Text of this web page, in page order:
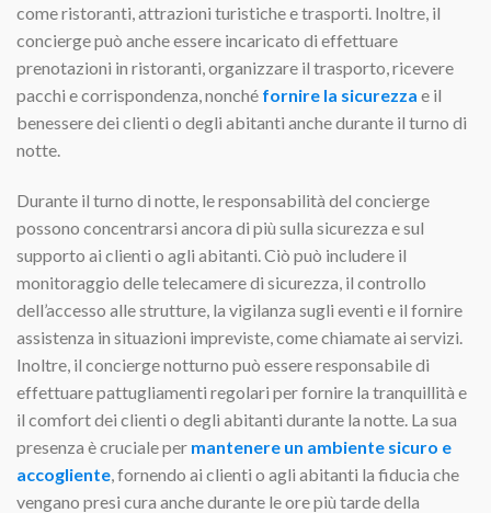
come ristoranti, attrazioni turistiche e trasporti. Inoltre, il
concierge può anche essere incaricato di effettuare
prenotazioni in ristoranti, organizzare il trasporto, ricevere
pacchi e corrispondenza, nonché fornire la sicurezza e il
benessere dei clienti o degli abitanti anche durante il turno di
notte.
Durante il turno di notte, le responsabilità del concierge
possono concentrarsi ancora di più sulla sicurezza e sul
supporto ai clienti o agli abitanti. Ciò può includere il
monitoraggio delle telecamere di sicurezza, il controllo
dell’accesso alle strutture, la vigilanza sugli eventi e il fornire
assistenza in situazioni impreviste, come chiamate ai servizi.
Inoltre, il concierge notturno può essere responsabile di
effettuare pattugliamenti regolari per fornire la tranquillità e
il comfort dei clienti o degli abitanti durante la notte. La sua
presenza è cruciale per mantenere un ambiente sicuro e
accogliente , fornendo ai clienti o agli abitanti la fiducia che
vengano presi cura anche durante le ore più tarde della